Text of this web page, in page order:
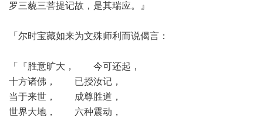
罗三藐三菩提记故，是其瑞应。』
「尔时宝藏如来为文殊师利而说偈言：
「『胜意旷大， 今可还起，
十方诸佛， 已授汝记，
当于来世， 成尊胜道，
世界大地， 六种震动，